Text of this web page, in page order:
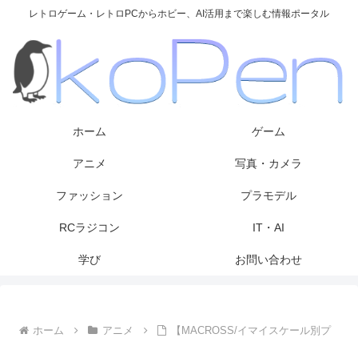
レトロゲーム・レトロPCからホビー、AI活用まで楽しむ情報ポータル
ホーム ゲーム
アニメ 写真・カメラ
ファッション プラモデル
RCラジコン IT・AI
学び お問い合わせ
ホーム アニメ
【MACROSS/イマイスケール別プ